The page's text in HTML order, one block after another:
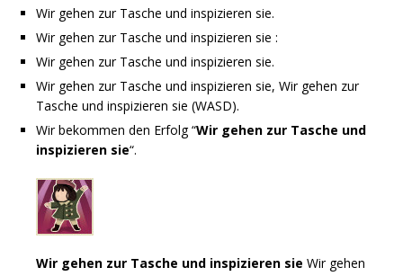
Wir gehen zur Tasche und inspizieren sie.
Wir gehen zur Tasche und inspizieren sie :
Wir gehen zur Tasche und inspizieren sie.
Wir gehen zur Tasche und inspizieren sie, Wir gehen zur
Tasche und inspizieren sie (WASD).
Wir bekommen den Erfolg “Wir gehen zur Tasche und
inspizieren sie“.
Wir gehen zur Tasche und inspizieren sie Wir gehen